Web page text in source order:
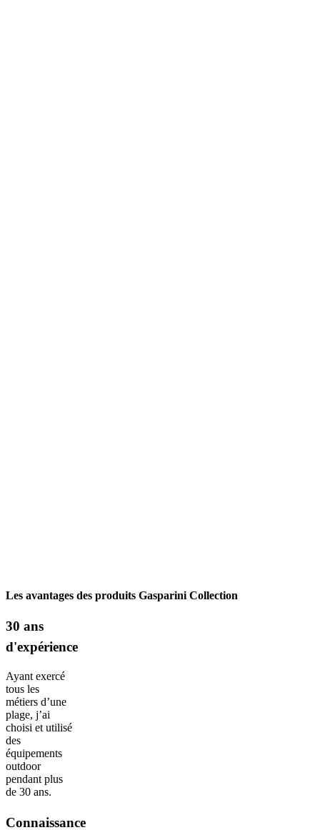
Les avantages des produits Gasparini Collection
30 ans
d'expérience
Ayant exercé
tous les
métiers d’une
plage, j’ai
choisi et utilisé
des
équipements
outdoor
pendant plus
de 30 ans.
Connaissance